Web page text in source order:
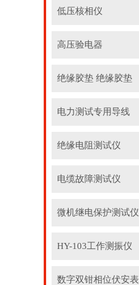
低压核相仪
高压验电器
绝缘胶垫 绝缘胶垫
电力测试专用导线
绝缘电阻测试仪
电缆故障测试仪
微机继电保护测试仪
HY-103工作测振仪
数字双钳相位伏安表